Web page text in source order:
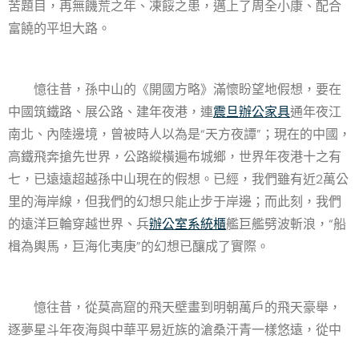
苦題目，再無饑荒之年、凍餒之患，邁上了周全小康、配合
富饒的平坦大路。
憶往昔，孫中山的《開國方略》滿懷盼望地假想，要在
中國筑鐵路、展公路、建年夜港，連震旦辦公家具通年夜江
南北、內陸邊境，曾被時人以為是“天方夜譚”；現在的中國，
高鐵飛奔搶先世界，公路縱橫遍布城鄉，世界年夜港十之有
七，已遠遠超越孫中山現在的假想。已經，我們雖有近2萬公
里的海岸線，但我們的幻想只能止步于岸邊；而此刻，我們
的遠洋巨輪穿越世界、兵辦公室系統櫃艦巨艦劈波斬浪，“船
楫為輿馬，巨海化夷庚”的幻想已釀成了實際。
憶往昔，從莫高窟的飛天壁畫到明朝萬戶的飛天豪舉，
逐夢星斗年夜海與中華平易近族的滄桑汗青一樣悠遠，從中